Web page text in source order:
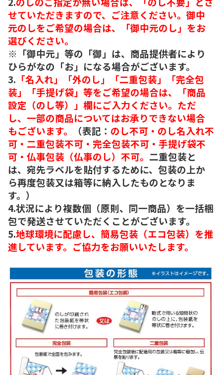
せていただきますので、ご注意ください。御中
元のしをご希望の場合は、「御中元のし」をお
選びください。
※「御中元」等の「御」は、商品提供者により
ひらがなの「お」になる場合がございます。
3. 「名入れ」「外のし」「二重包装」「完全包
装」「手提げ袋」等をご希望の場合は、「商品
設定（のし等）」欄にご入力ください。ただ
し、一部の商品についてはお承りできない場合
もございます。
（表記： のし不可・のし名入れ不
可・二重包装不可・完全包装不可・手提げ袋不
可・仏事包装（仏事のし）不可。 二重包装と
は、宛先ラベルを貼付するために、包装の上か
ら再度包装又は箱等に納入したものとなりま
す。）
4.状況により複数個（原則、同一商品）を一括梱
包で発送させていただくことがございます。
5.地球環境に配慮し、簡易包装（エコ包装）を推
進しています。ご協力をお願いいたします。